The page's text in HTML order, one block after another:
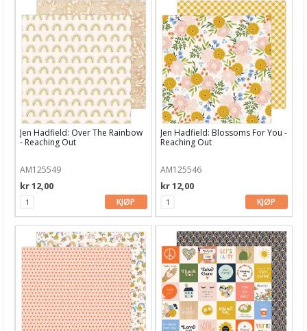
Crafter's Companion
Craft O'Clock
Crate Paper
Doodlebug
Echo Park
Fancy Pants
Graphic 45
Heidi Swapp
Jen Hadfield / Pebbles
Kaisercraft
Lawn Fawn
LemonCraft
Maggie Holmes
Jen Hadfield: Over The Rainbow
- Reaching Out
AM125549
kr 12,00
KJØP
Jen Hadfield: Blossoms For You -
Reaching Out
AM125546
kr 12,00
KJØP